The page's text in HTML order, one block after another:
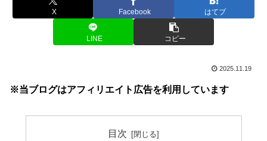
X Facebook はてブ
LINE コピー
2025.11.19
※当ブログはアフィリエイト広告を利用しています
目次